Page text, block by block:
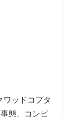
ワッドコプタ
態、コンピ